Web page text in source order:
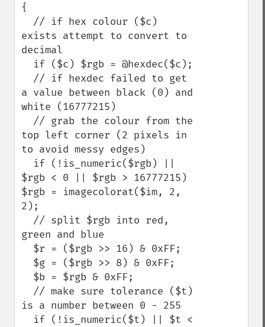
{
exists attempt to convert to
decimal
a value between black (0) and
white (16777215)
top left corner (2 pixels in
to avoid messy edges)
$rgb < 0 || $rgb > 16777215)
$rgb = imagecolorat($im, 2,
2);
green and blue
is a number between 0 - 255